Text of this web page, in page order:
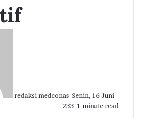
redaksi medconas Senin, 16 Juni
233 1 minute read